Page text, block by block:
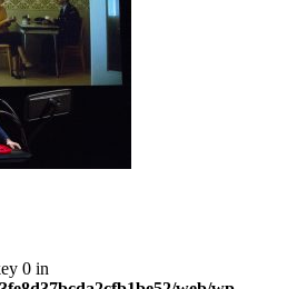
0 in